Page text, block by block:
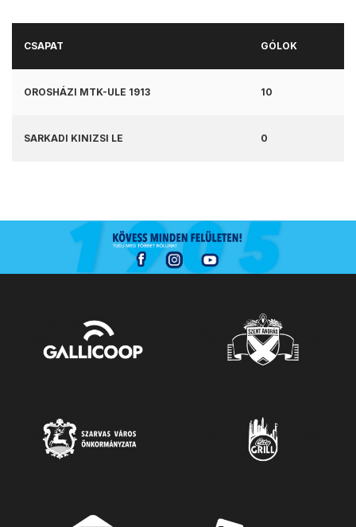
CSAPAT GÓLOK
OROSHÁZI MTK-ULE 1913 10
SARKADI KINIZSI LE 0